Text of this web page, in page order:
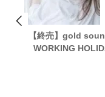
【終売】gold
WORKING